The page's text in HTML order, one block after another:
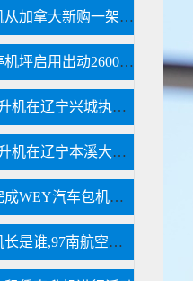
山东小汉直升机从加拿大新购一架二手罗宾逊R44直升飞机
中国人寿大厦停机坪启用出动2600万直升机
价值400万的直升机在辽宁兴城执行巡查任务
价值400万的直升机在辽宁本溪大雅河执行巡查任务
飞机之家顺利完成WEY汽车包机团建飞行
97南航空难女机长是谁,97南航空难黑匣子录音